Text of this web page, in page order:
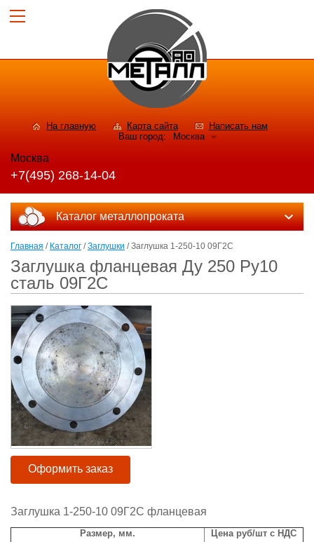
На главную Карта сайта
Написать нам
Ваш город:
Москва
Москва
+7(495) 268-14-04
Каталог металлопроката
Главная / Каталог /Заглушки / Заглушка 1-250-10 09Г2С
Заглушка фланцевая Ду 250 Ру10
сталь 09Г2С
Оформить заказ
Заглушка 1-250-10 09Г2С фланцевая
Размер, мм.
Цена руб/шт с НДС